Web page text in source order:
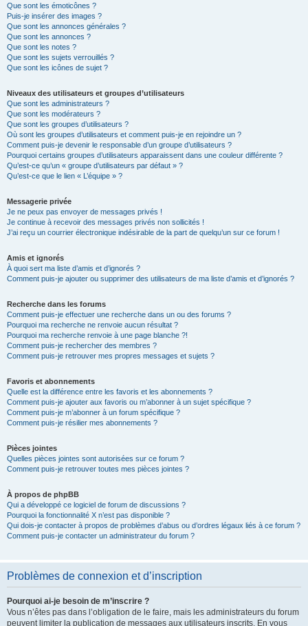
Que sont les émoticônes ?
Puis-je insérer des images ?
Que sont les annonces générales ?
Que sont les annonces ?
Que sont les notes ?
Que sont les sujets verrouillés ?
Que sont les icônes de sujet ?
Niveaux des utilisateurs et groupes d’utilisateurs
Que sont les administrateurs ?
Que sont les modérateurs ?
Que sont les groupes d’utilisateurs ?
Où sont les groupes d’utilisateurs et comment puis-je en rejoindre un ?
Comment puis-je devenir le responsable d’un groupe d’utilisateurs ?
Pourquoi certains groupes d’utilisateurs apparaissent dans une couleur différente ?
Qu’est-ce qu’un « groupe d’utilisateurs par défaut » ?
Qu’est-ce que le lien « L’équipe » ?
Messagerie privée
Je ne peux pas envoyer de messages privés !
Je continue à recevoir des messages privés non sollicités !
J’ai reçu un courrier électronique indésirable de la part de quelqu’un sur ce forum !
Amis et ignorés
À quoi sert ma liste d’amis et d’ignorés ?
Comment puis-je ajouter ou supprimer des utilisateurs de ma liste d’amis et d’ignorés ?
Recherche dans les forums
Comment puis-je effectuer une recherche dans un ou des forums ?
Pourquoi ma recherche ne renvoie aucun résultat ?
Pourquoi ma recherche renvoie à une page blanche ?!
Comment puis-je rechercher des membres ?
Comment puis-je retrouver mes propres messages et sujets ?
Favoris et abonnements
Quelle est la différence entre les favoris et les abonnements ?
Comment puis-je ajouter aux favoris ou m’abonner à un sujet spécifique ?
Comment puis-je m’abonner à un forum spécifique ?
Comment puis-je résilier mes abonnements ?
Pièces jointes
Quelles pièces jointes sont autorisées sur ce forum ?
Comment puis-je retrouver toutes mes pièces jointes ?
À propos de phpBB
Qui a développé ce logiciel de forum de discussions ?
Pourquoi la fonctionnalité X n’est pas disponible ?
Qui dois-je contacter à propos de problèmes d’abus ou d’ordres légaux liés à ce forum ?
Comment puis-je contacter un administrateur du forum ?
Problèmes de connexion et d’inscription
Pourquoi ai-je besoin de m’inscrire ?
Vous n’êtes pas dans l’obligation de le faire, mais les administrateurs du forum
peuvent limiter la publication de messages aux utilisateurs inscrits. En vous